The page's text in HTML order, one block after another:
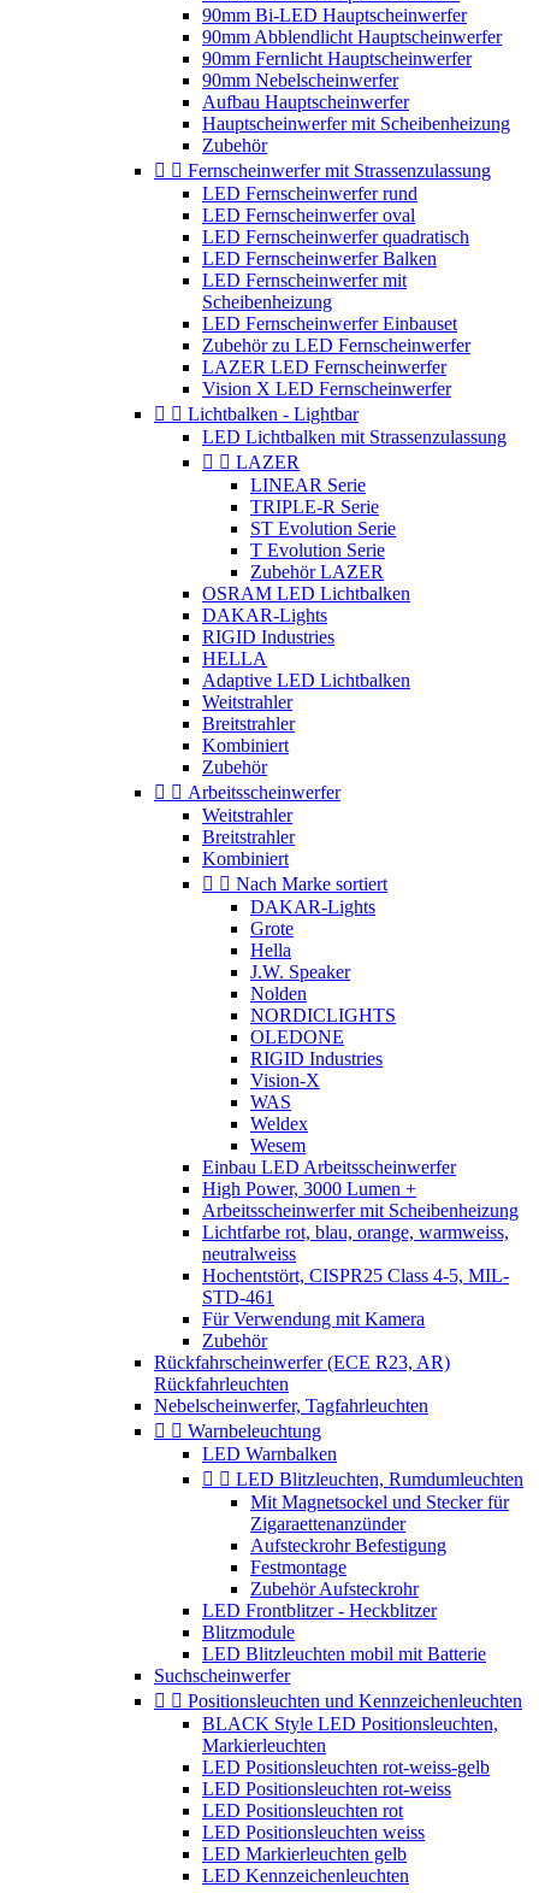
90mm Bi-LED Hauptscheinwerfer
90mm Abblendlicht Hauptscheinwerfer
90mm Fernlicht Hauptscheinwerfer
90mm Nebelscheinwerfer
Aufbau Hauptscheinwerfer
Hauptscheinwerfer mit Scheibenheizung
Zubehör
  Fernscheinwerfer mit Strassenzulassung
LED Fernscheinwerfer rund
LED Fernscheinwerfer oval
LED Fernscheinwerfer quadratisch
LED Fernscheinwerfer Balken
LED Fernscheinwerfer mit
Scheibenheizung
LED Fernscheinwerfer Einbauset
Zubehör zu LED Fernscheinwerfer
LAZER LED Fernscheinwerfer
Vision X LED Fernscheinwerfer
  Lichtbalken - Lightbar
LED Lichtbalken mit Strassenzulassung
  LAZER
LINEAR Serie
TRIPLE-R Serie
ST Evolution Serie
T Evolution Serie
Zubehör LAZER
OSRAM LED Lichtbalken
DAKAR-Lights
RIGID Industries
HELLA
Adaptive LED Lichtbalken
Weitstrahler
Breitstrahler
Kombiniert
Zubehör
  Arbeitsscheinwerfer
Weitstrahler
Breitstrahler
Kombiniert
  Nach Marke sortiert
DAKAR-Lights
Grote
Hella
J.W. Speaker
Nolden
NORDICLIGHTS
OLEDONE
RIGID Industries
Vision-X
WAS
Weldex
Wesem
Einbau LED Arbeitsscheinwerfer
High Power, 3000 Lumen +
Arbeitsscheinwerfer mit Scheibenheizung
Lichtfarbe rot, blau, orange, warmweiss,
neutralweiss
Hochentstört, CISPR25 Class 4-5, MIL-
STD-461
Für Verwendung mit Kamera
Zubehör
Rückfahrscheinwerfer (ECE R23, AR)
Rückfahrleuchten
Nebelscheinwerfer, Tagfahrleuchten
  Warnbeleuchtung
LED Warnbalken
  LED Blitzleuchten, Rumdumleuchten
Mit Magnetsockel und Stecker für
Zigaraettenanzünder
Aufsteckrohr Befestigung
Festmontage
Zubehör Aufsteckrohr
LED Frontblitzer - Heckblitzer
Blitzmodule
LED Blitzleuchten mobil mit Batterie
Suchscheinwerfer
  Positionsleuchten und Kennzeichenleuchten
BLACK Style LED Positionsleuchten,
Markierleuchten
LED Positionsleuchten rot-weiss-gelb
LED Positionsleuchten rot-weiss
LED Positionsleuchten rot
LED Positionsleuchten weiss
LED Markierleuchten gelb
LED Kennzeichenleuchten